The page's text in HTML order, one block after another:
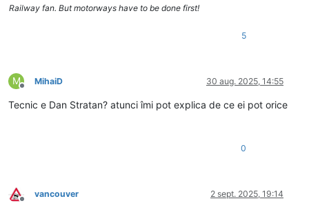
Railway fan. But motorways have to be done first!
5
M
Deconectat
MihaiD 30 aug. 2025, 14:55
Tecnic e Dan Stratan? atunci îmi pot explica de ce ei pot orice
0
Deconectat
vancouver 2 sept. 2025, 19:14